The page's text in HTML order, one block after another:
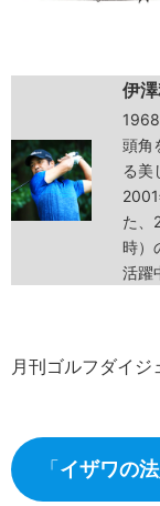
伊
頭角
る美
た、
時）
活躍
月刊ゴルフダイジ
「 イザワの